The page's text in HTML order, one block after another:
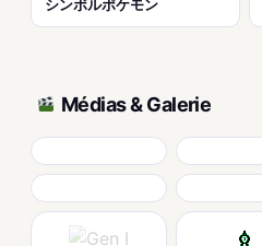
シンボルポケモン
Médias & Galerie